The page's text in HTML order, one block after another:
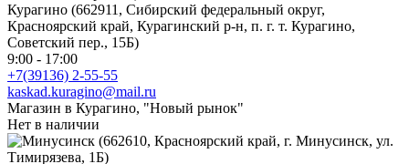
Курагино (662911, Сибирский федеральный округ,
Красноярский край, Курагинский р-н, п. г. т. Курагино,
Советский пер., 15Б)
9:00 - 17:00
+7(39136) 2-55-55
kaskad.kuragino@mail.ru
Магазин в Курагино, "Новый рынок"
Нет в наличии